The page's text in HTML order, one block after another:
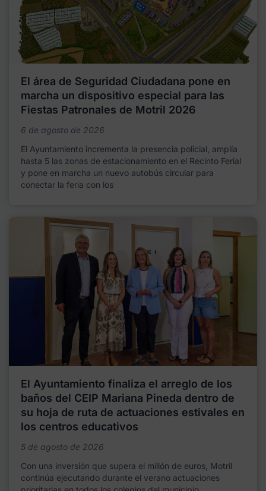
El área de Seguridad Ciudadana pone en
marcha un dispositivo especial para las
Fiestas Patronales de Motril 2026
6 de agosto de 2026
El Ayuntamiento incrementa la presencia policial, amplía
hasta 5 las zonas de estacionamiento en el Recinto Ferial
y pone en marcha un nuevo autobús circular para
conectar la feria con los
El Ayuntamiento finaliza el arreglo de los
baños del CEIP Mariana Pineda dentro de
su hoja de ruta de actuaciones estivales en
los centros educativos
5 de agosto de 2026
Con una inversión que supera el millón de euros, Motril
continúa ejecutando durante el verano actuaciones